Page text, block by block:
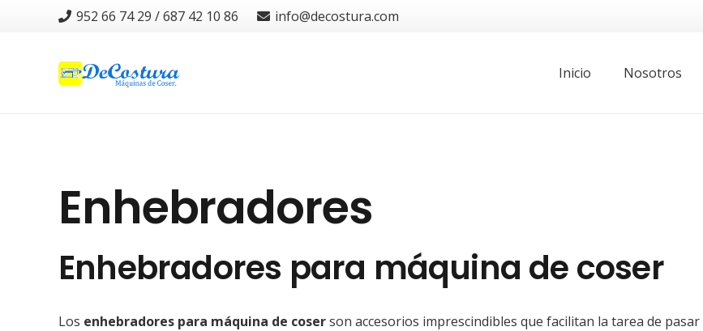
952 66 74 29 / 687 42 10 86 info@decostura.com
Inicio Nosotros
Enhebradores
Enhebradores para máquina de coser
Los enhebradores para máquina de coserson accesorios imprescindibles que facilitan la tarea de